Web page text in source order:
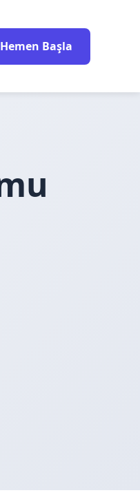
Hemen Başla